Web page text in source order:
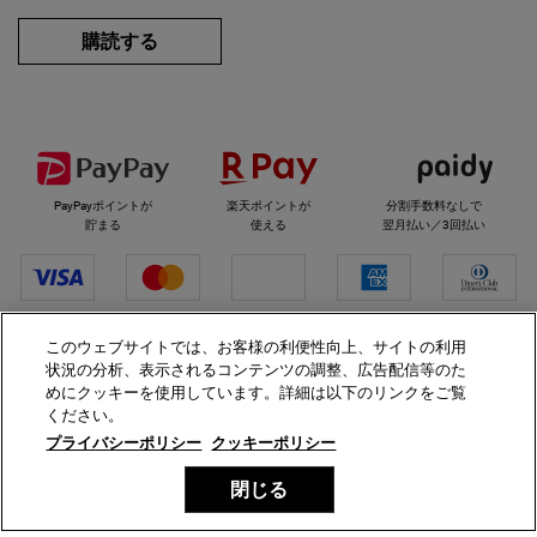
購読する
PayPayポイントが
貯まる
楽天ポイントが
使える
分割手数料なしで
翌月払い／3回払い
代金引換
このウェブサイトでは、お客様の利便性向上、サイトの利用
状況の分析、表示されるコンテンツの調整、広告配信等のた
めにクッキーを使用しています。詳細は以下のリンクをご覧
ください。
プライバシーポリシー クッキーポリシー
閉じる